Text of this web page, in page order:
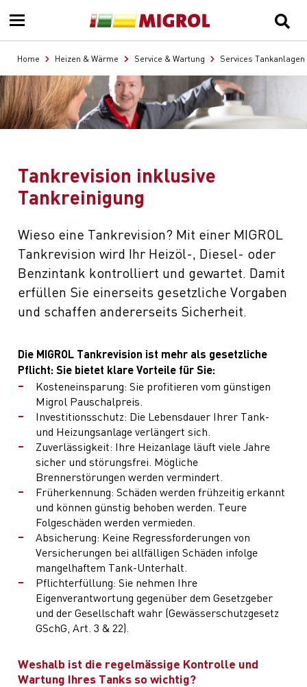
Home Heizen & Wärme Service & Wartung Services Tankanlagen
Tankrevision inklusive
Tankreinigung
Wieso eine Tankrevision? Mit einer MIGROL
Tankrevision wird Ihr Heizöl-, Diesel- oder
Benzintank kontrolliert und gewartet. Damit
erfüllen Sie einerseits gesetzliche Vorgaben
und schaffen andererseits Sicherheit.
Die MIGROL Tankrevision ist mehr als gesetzliche
Pflicht: Sie bietet klare Vorteile für Sie:
Kosteneinsparung: Sie profitieren vom günstigen
Migrol Pauschalpreis.
Investitionsschutz: Die Lebensdauer Ihrer Tank-
und Heizungsanlage verlängert sich.
Zuverlässigkeit: Ihre Heizanlage läuft viele Jahre
sicher und störungsfrei. Mögliche
Brennerstörungen werden vermindert.
Früherkennung: Schäden werden frühzeitig erkannt
und können günstig behoben werden. Teure
Folgeschäden werden vermieden.
Absicherung: Keine Regressforderungen von
Versicherungen bei allfälligen Schäden infolge
mangelhaftem Tank-Unterhalt.
Pflichterfüllung: Sie nehmen Ihre
Eigenverantwortung gegenüber dem Gesetzgeber
und der Gesellschaft wahr (Gewässerschutzgesetz
GSchG, Art. 3 & 22).
Weshalb ist die regelmässige Kontrolle und
Wartung Ihres Tanks so wichtig?